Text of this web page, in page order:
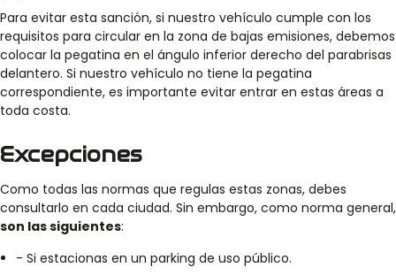
Para evitar esta sanción, si nuestro vehículo cumple con los
requisitos para circular en la zona de bajas emisiones, debemos
colocar la pegatina en el ángulo inferior derecho del parabrisas
delantero. Si nuestro vehículo no tiene la pegatina
correspondiente, es importante evitar entrar en estas áreas a
toda costa.
Excepciones
Como todas las normas que regulas estas zonas, debes
consultarlo en cada ciudad. Sin embargo, como norma general,
son las siguientes:
- Si estacionas en un parking de uso público.